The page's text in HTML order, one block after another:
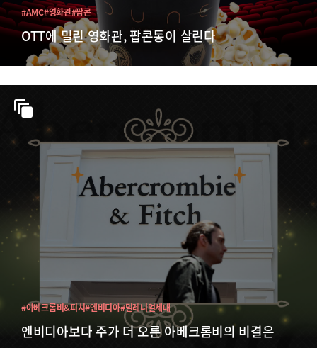
OTT에 밀린 영화관, 팝콘통이 살린다
#AMC#영화관#팝콘
엔비디아보다 주가 더 오른 아베크롬비의 비결은
#아베크롬비&피치#엔비디아#밀레니얼세대